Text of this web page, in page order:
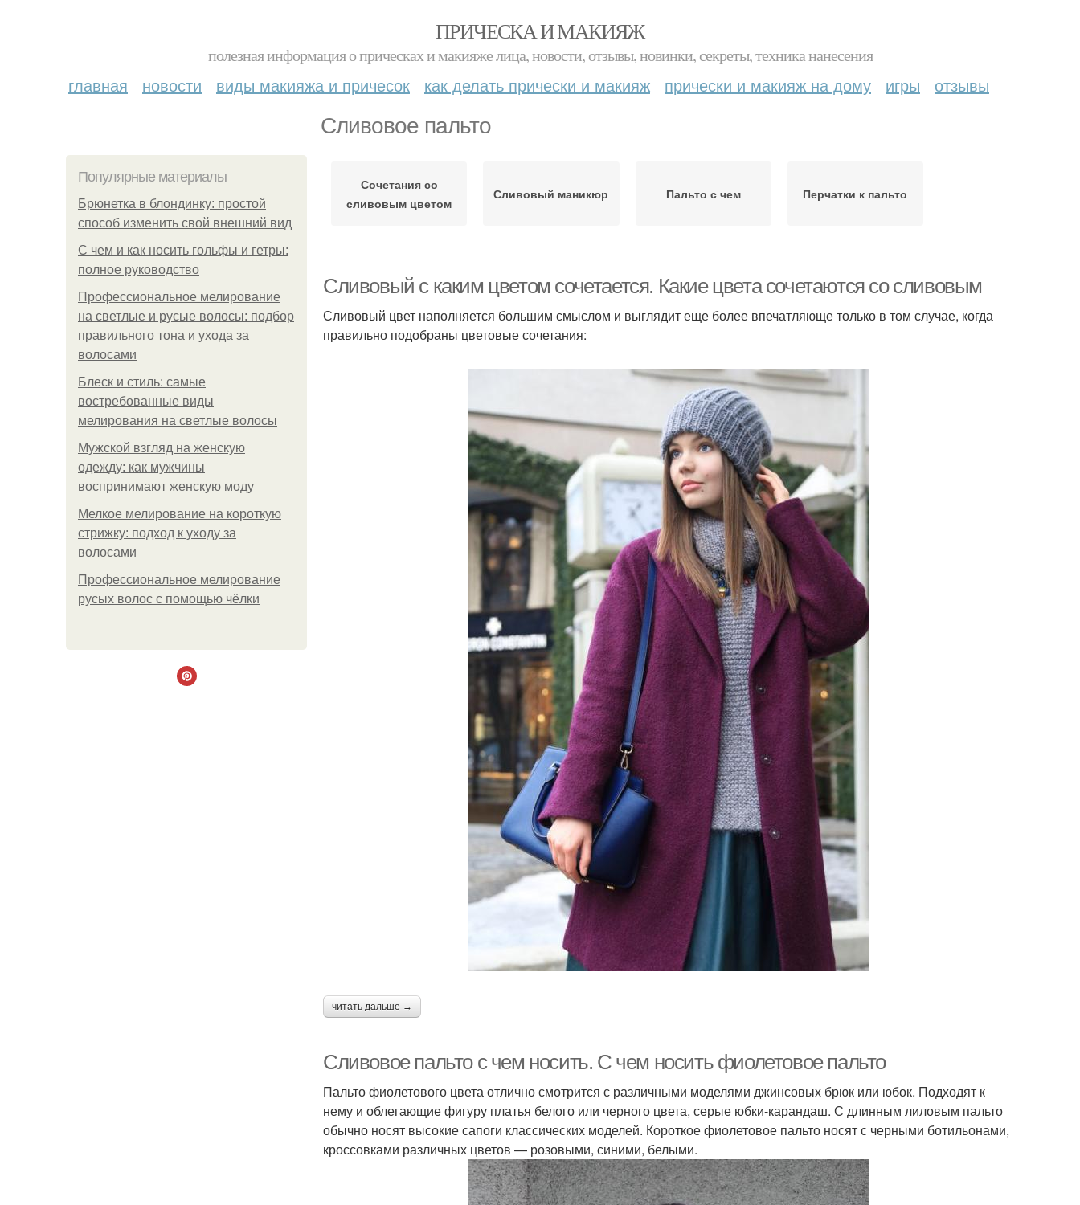
ПРИЧЕСКА И МАКИЯЖ
полезная информация о прическах и макияже лица, новости, отзывы, новинки, секреты, техника нанесения
главная новости виды макияжа и причесок как делать прически и макияж прически и макияж на дому игры отзывы
Сливовое пальто
Популярные материалы
Брюнетка в блондинку: простой
способ изменить свой внешний вид
С чем и как носить гольфы и гетры:
полное руководство
Профессиональное мелирование
на светлые и русые волосы: подбор
правильного тона и ухода за
волосами
Блеск и стиль: самые
востребованные виды
мелирования на светлые волосы
Мужской взгляд на женскую
одежду: как мужчины
воспринимают женскую моду
Мелкое мелирование на короткую
стрижку: подход к уходу за
волосами
Профессиональное мелирование
русых волос с помощью чёлки
Сочетания со
сливовым цветом
Сливовый маникюр Пальто с чем Перчатки к пальто
Сливовый с каким цветом сочетается. Какие цвета сочетаются со сливовым
Сливовый цвет наполняется большим смыслом и выглядит еще более впечатляюще только в том случае, когда
правильно подобраны цветовые сочетания:
читать дальше →
Сливовое пальто с чем носить. С чем носить фиолетовое пальто
Пальто фиолетового цвета отлично смотрится с различными моделями джинсовых брюк или юбок. Подходят к
нему и облегающие фигуру платья белого или черного цвета, серые юбки-карандаш. С длинным лиловым пальто
обычно носят высокие сапоги классических моделей. Короткое фиолетовое пальто носят с черными ботильонами,
кроссовками различных цветов — розовыми, синими, белыми.